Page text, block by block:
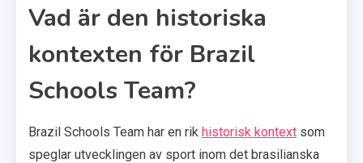
Vad är den historiska
kontexten för Brazil
Schools Team?
Brazil Schools Team har en rik historisk kontext som
speglar utvecklingen av sport inom det brasilianska